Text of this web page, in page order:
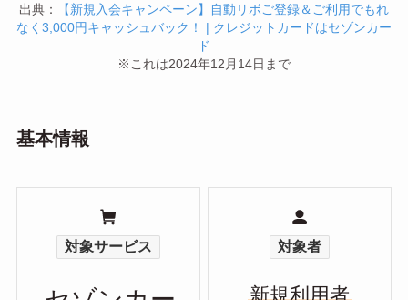
出典：
【新規入会キャンペーン】自動リボご登録＆ご利用でもれ
なく3,000円キャッシュバック！ | クレジットカードはセゾンカー
ド
※これは2024年12月14日まで
基本情報
対象サービス 対象者
新規利用者